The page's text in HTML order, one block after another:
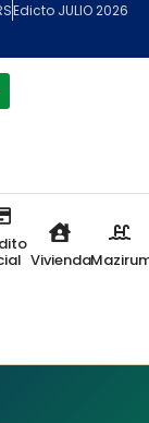
Edicto JULIO 2026
Vivienda